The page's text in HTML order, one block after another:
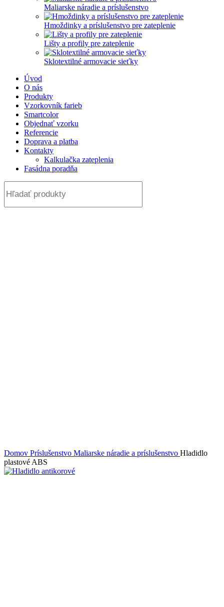
Maliarske náradie a príslušenstvo
Hmoždinky a príslušenstvo pre zateplenie
Lišty a profily pre zateplenie
Sklotextilné armovacie sieťky
Úvod
O nás
Produkty
Vzorkovník farieb
Smartcolor
Objednať vzorku
Referencie
Doprava a platba
Kontakty
Kalkulačka zateplenia
Fasádna poradňa
Domov Príslušenstvo Maliarske náradie a príslušenstvo Hladidlo
plastové ABS